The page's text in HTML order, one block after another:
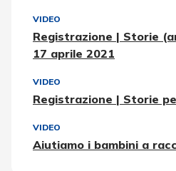
VIDEO
Registrazione | Storie
17 aprile 2021
VIDEO
Registrazione | Storie
VIDEO
Aiutiamo i bambini a